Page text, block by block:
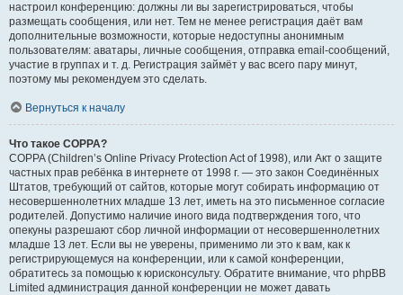
настроил конференцию: должны ли вы зарегистрироваться, чтобы
размещать сообщения, или нет. Тем не менее регистрация даёт вам
дополнительные возможности, которые недоступны анонимным
пользователям: аватары, личные сообщения, отправка email-сообщений,
участие в группах и т. д. Регистрация займёт у вас всего пару минут,
поэтому мы рекомендуем это сделать.
Вернуться к началу
Что такое COPPA?
COPPA (Children’s Online Privacy Protection Act of 1998), или Акт о защите
частных прав ребёнка в интернете от 1998 г. — это закон Соединённых
Штатов, требующий от сайтов, которые могут собирать информацию от
несовершеннолетних младше 13 лет, иметь на это письменное согласие
родителей. Допустимо наличие иного вида подтверждения того, что
опекуны разрешают сбор личной информации от несовершеннолетних
младше 13 лет. Если вы не уверены, применимо ли это к вам, как к
регистрирующемуся на конференции, или к самой конференции,
обратитесь за помощью к юрисконсульту. Обратите внимание, что phpBB
Limited администрация данной конференции не может давать